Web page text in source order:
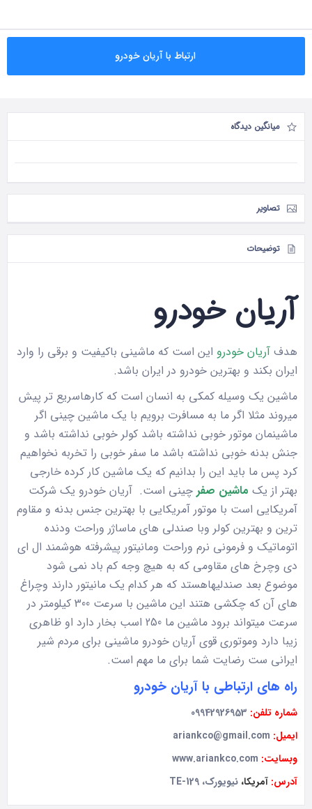
ارتباط با آریان خودرو
میانگین دیدگاه
تصاویر
توضیحات
آریان خودرو
هدف آریان خودرو این است که ماشینی باکیفیت و برقی را وارد
ایران بکند و بهترین خودرو در ایران باشد.
ماشین یک وسیله کمکی به انسان است که کارهاسریع تر پیش
میروند مثلا اگر ما به مسافرت برویم با یک ماشین چینی اگر
ماشینمان موتور خوبی نداشته باشد کولر خوبی نداشته باشد و
جنش بدنه خوبی نداشته باشد ما سفر خوبی را تخربه نخواهیم
کرد پس ما باید این را بدانیم که یک ماشین کار کرده خارجی
بهتر از یک ماشین صفر چینی است. آریان خودرو یک شرکت
آمریکایی است با موتور آمریکایی با بهترین جنس بدنه و مقاوم
ترین و بهترین کولر وبا صندلی های ماساژر وراحت ودنده
اتوماتیک و فرمونی نرم وراحت ومانیتور پیشرفته هوشمند ال ای
دی وچرخ های مقاومی که به هیچ وجه کم باد نمی شود
موضوع بعد صندلیهاهستد که هر کدام یک مانیتور دارند وچراغ
های آن که چکشی هتند این ماشین با سرعت 300 کیلومتر در
سرعت میتواند برود ماشین ما 250 اسب بخار دارد او ظاهری
زیبا دارد وموتوری قوی آریان خودرو ماشینی برای مردم شیر
ایرانی ست رضایت شما برای ما مهم است.
راه های ارتباطی با آریان خودرو
شماره تلفن:
ایمیل:
وبسایت: www.ariankco.com
آدرس: آمریکا، نیویورک، 129-TE